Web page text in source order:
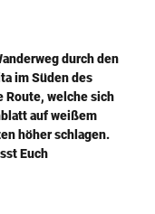
durch den
im Süden des
Route, welche sich
auf weißem
höher schlagen.
Euch